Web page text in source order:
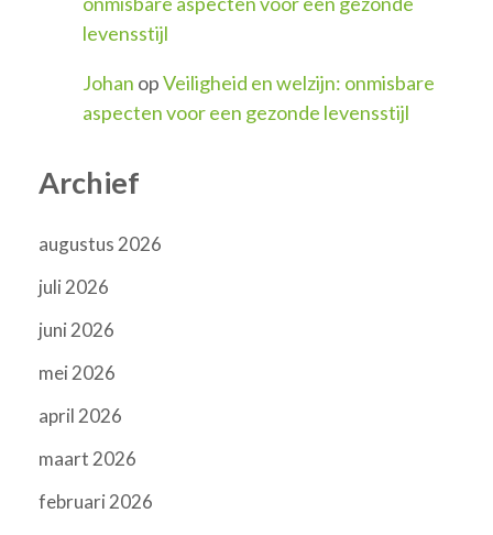
levensstijl
Johan opVeiligheid en welzijn: onmisbare
aspecten voor een gezonde levensstijl
Archief
augustus 2026
juli 2026
juni 2026
mei 2026
april 2026
maart 2026
februari 2026